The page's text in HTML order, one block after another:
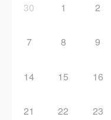
30 1 2
7 8 9
14 15 16
21 22 23